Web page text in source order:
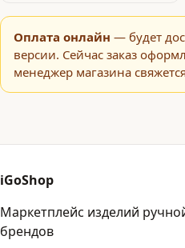
Оплата онлайн — будет
версии. Сейчас заказ
менеджер магазина
iGoShop
Маркетплейс изделий
брендов